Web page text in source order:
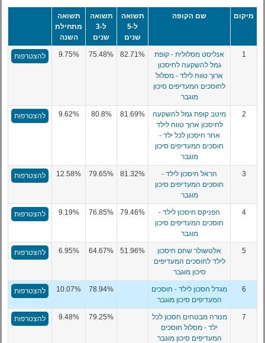
מיקום שם הקופה
תשואה
ל-5
שנים
תשואה
ל-3
שנים
תשואה
מתחילת
השנה
1
אנליסט מסלולית - קופת
גמל להשקעה לחיסכון
ארוך טווח לילד - מסלול
לחוסכים המעדיפים סיכון
מוגבר
82.71%
75.48%
9.75% להצטרפות
2
מיטב קופת גמל להשקעה
לחיסכון ארוך טווח לילד
אחר חיסכון לכל ילד -
חוסכים המעדיפים סיכון
מוגבר
81.69%
80.8%
9.62% להצטרפות
3
הראל חיסכון לילד -
חוסכים המעדיפים סיכון
מוגבר
81.32%
79.65%
12.58% להצטרפות
4
הפניקס חיסכון לילד -
חוסכים המעדיפים סיכון
מוגבר
79.46%
76.85%
9.19% להצטרפות
5
אלטשולר שחם חיסכון
לילד לחוסכים המעדיפים
סיכון מוגבר
51.96%
64.67%
6.95% להצטרפות
6
מגדל חסכון לילד - חוסכים
המעדיפים סיכון מוגבר
78.94%
10.07% להצטרפות
7
מנורה מבטחים חסכון לכל
ילד - מסלול חוסכים
המעדיפים סיכון מוגבר
79.25%
9.48% להצטרפות